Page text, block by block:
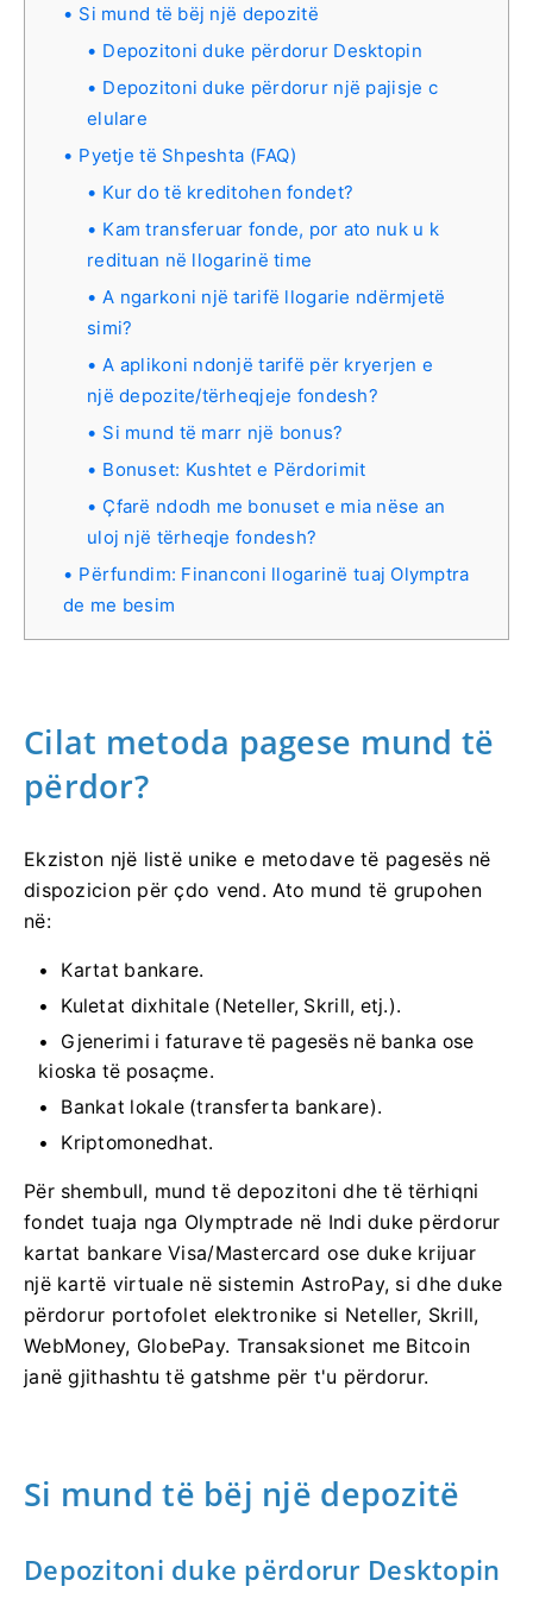
Si mund të bëj një depozitë
Depozitoni duke përdorur Desktopin
Depozitoni duke përdorur një pajisje c
elulare
Pyetje të Shpeshta (FAQ)
Kur do të kreditohen fondet?
Kam transferuar fonde, por ato nuk u k
redituan në llogarinë time
A ngarkoni një tarifë llogarie ndërmjetë
simi?
A aplikoni ndonjë tarifë për kryerjen e
një depozite/tërheqjeje fondesh?
Si mund të marr një bonus?
Bonuset: Kushtet e Përdorimit
Çfarë ndodh me bonuset e mia nëse an
uloj një tërheqje fondesh?
Përfundim: Financoni llogarinë tuaj Olymptra
de me besim
Cilat metoda pagese mund të
përdor?
Ekziston një listë unike e metodave të pagesës në
dispozicion për çdo vend. Ato mund të grupohen
në:
Kartat bankare.
Kuletat dixhitale (Neteller, Skrill, etj.).
Gjenerimi i faturave të pagesës në banka ose
kioska të posaçme.
Bankat lokale (transferta bankare).
Kriptomonedhat.
Për shembull, mund të depozitoni dhe të tërhiqni
fondet tuaja nga Olymptrade në Indi duke përdorur
kartat bankare Visa/Mastercard ose duke krijuar
një kartë virtuale në sistemin AstroPay, si dhe duke
përdorur portofolet elektronike si Neteller, Skrill,
WebMoney, GlobePay. Transaksionet me Bitcoin
janë gjithashtu të gatshme për t'u përdorur.
Si mund të bëj një depozitë
Depozitoni duke përdorur Desktopin